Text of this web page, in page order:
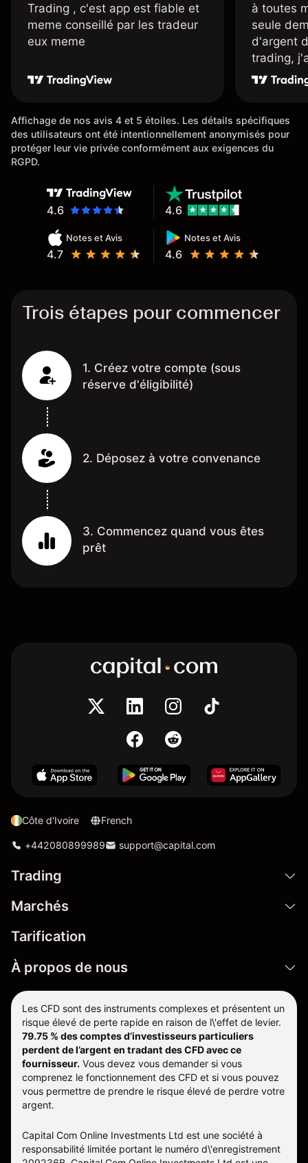
Trading , c'est app est fiable et
meme conseillé par les tradeur
eux meme
à toutes
seule
d'argent
trading,
une carte
Affichage de nos avis 4 et 5 étoiles. Les détails spécifiques
des utilisateurs ont été intentionnellement anonymisés pour
protéger leur vie privée conformément aux exigences du
RGPD.
4.6
Notes et Avis
4.7
Notes et Avis
4.6
4.6
Trois étapes pour commencer
1. Créez votre compte (sous
réserve d'éligibilité)
2. Déposez à votre convenance
3. Commencez quand vous êtes
prêt
Côte d'Ivoire French
+442080899989 support@capital.com
Trading
Marchés
Tarification
À propos de nous
Les CFD sont des instruments complexes et présentent un
risque élevé de perte rapide en raison de l\'effet de levier.
79.75 % des comptes d’investisseurs particuliers
perdent de l’argent en tradant des CFD avec ce
fournisseur. Vous devez vous demander si vous
comprenez le fonctionnement des CFD et si vous pouvez
vous permettre de prendre le risque élevé de perdre votre
argent.
Capital Com Online Investments Ltd est une société à
responsabilité limitée portant le numéro d\'enregistrement